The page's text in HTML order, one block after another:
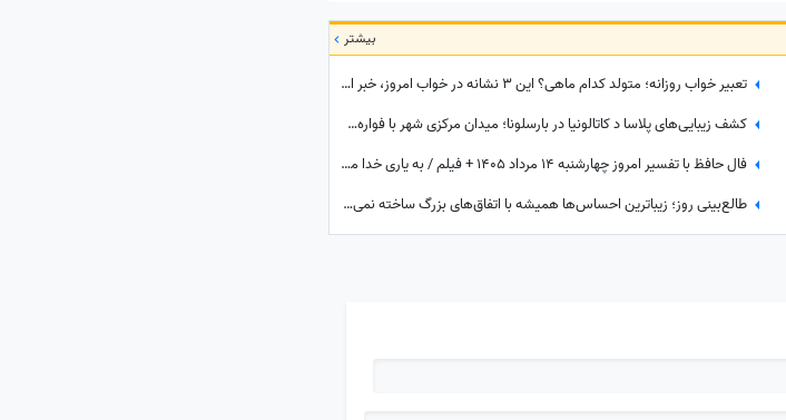
بیشتر
تعبیر خواب روزانه؛ متولد کدام ماهی؟ این 3 نشانه در خواب امروز، خبر از یک رویداد بزرگ می‌دهند! / چهارشنبه 14 مرداد 1405
کشف زیبایی‌های پلاسا د کاتالونیا در بارسلونا؛ میدان مرکزی شهر با فواره‌ها، مجسمه‌ها و حال‌وهوای همیشه زنده
فال حافظ با تفسیر امروز چهارشنبه 14 مرداد 1405 + فیلم / به یاری خدا مشکلات حل و بخت خفته تو از خواب بیدار خواهد شد
طالع‌بینی روز؛ زیباترین احساس‌ها همیشه با اتفاق‌های بزرگ ساخته نمی‌شوند؛ گاهی یک نگاه یا یک توجه کوتاه می‌تواند یک روز معمولی را به خاطره‌ای خاص تبدیل کند / پنج‌شنبه 15 مرداد 1405